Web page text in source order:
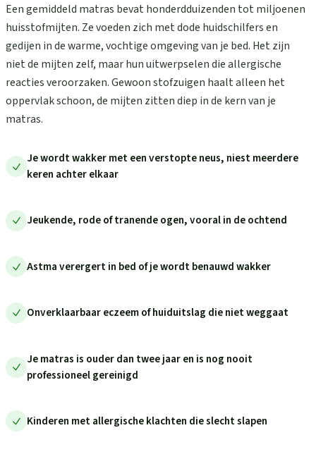
Een gemiddeld matras bevat honderdduizenden tot miljoenen
huisstofmijten. Ze voeden zich met dode huidschilfers en
gedijen in de warme, vochtige omgeving van je bed. Het zijn
niet de mijten zelf, maar hun uitwerpselen die allergische
reacties veroorzaken. Gewoon stofzuigen haalt alleen het
oppervlak schoon, de mijten zitten diep in de kern van je
matras.
Je wordt wakker met een verstopte neus, niest meerdere
keren achter elkaar
Jeukende, rode of tranende ogen, vooral in de ochtend
Astma verergert in bed of je wordt benauwd wakker
Onverklaarbaar eczeem of huiduitslag die niet weggaat
Je matras is ouder dan twee jaar en is nog nooit
professioneel gereinigd
Kinderen met allergische klachten die slecht slapen